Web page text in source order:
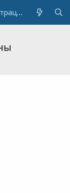
Регистрация